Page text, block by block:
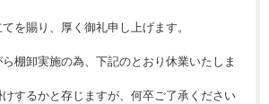
を賜り、厚く御礼申し上げます。
棚卸実施の為、下記のとおり休業いたしま
するかと存じますが、何卒ご了承ください